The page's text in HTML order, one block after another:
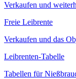
Verkaufen und
Freie Leibrente
Verkaufen und das
Leibrenten-Tabelle
Tabellen für